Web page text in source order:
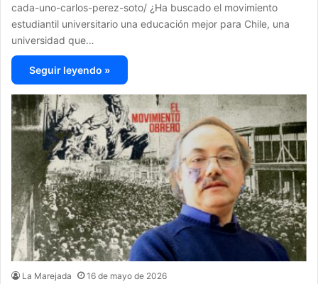
cada-uno-carlos-perez-soto/ ¿Ha buscado el movimiento
estudiantil universitario una educación mejor para Chile, una
universidad que…
Seguir leyendo »
La Marejada 16 de mayo de 2026